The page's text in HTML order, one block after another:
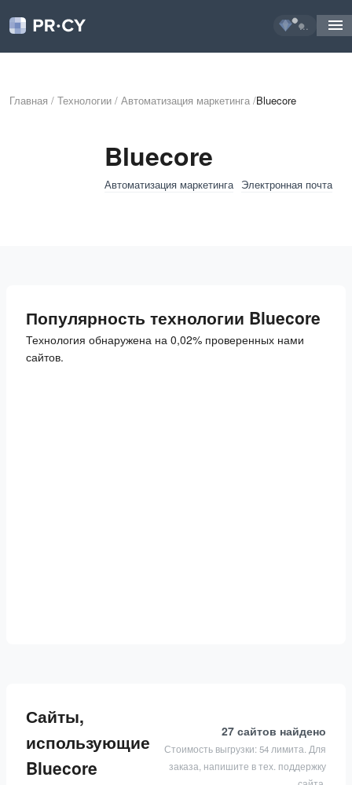
...
Главная / Технологии / Автоматизация маркетинга /Bluecore
Bluecore
Автоматизация маркетинга Электронная почта
Популярность технологии Bluecore
Технология обнаружена на 0,02% проверенных нами
сайтов.
Сайты,
использующие
Bluecore
27 сайтов найдено
Стоимость выгрузки: 54 лимита. Для
заказа, напишите в тех. поддержку